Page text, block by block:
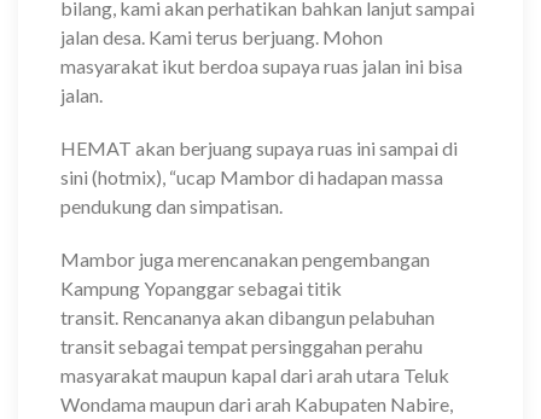
bilang, kami akan perhatikan bahkan lanjut sampai
jalan desa. Kami terus berjuang. Mohon
masyarakat ikut berdoa supaya ruas jalan ini bisa
jalan.
HEMAT akan berjuang supaya ruas ini sampai di
sini (hotmix), “ucap Mambor di hadapan massa
pendukung dan simpatisan.
Mambor juga merencanakan pengembangan
Kampung Yopanggar sebagai titik
transit. Rencananya akan dibangun pelabuhan
transit sebagai tempat persinggahan perahu
masyarakat maupun kapal dari arah utara Teluk
Wondama maupun dari arah Kabupaten Nabire,